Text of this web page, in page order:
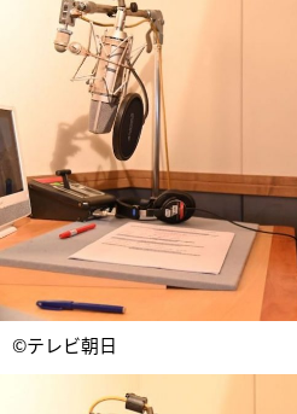
©テレビ朝日